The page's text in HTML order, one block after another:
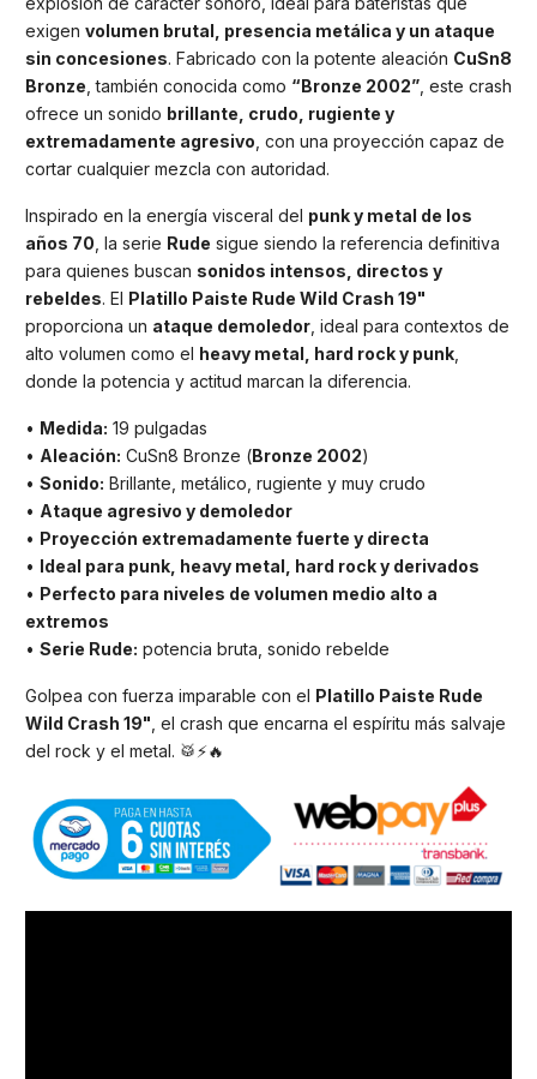
exigen volumen brutal, presencia metálica y un ataque
sin concesiones. Fabricado con la potente aleación CuSn8
Bronze, también conocida como “Bronze 2002”, este crash
ofrece un sonido brillante, crudo, rugiente y
extremadamente agresivo, con una proyección capaz de
cortar cualquier mezcla con autoridad.
Inspirado en la energía visceral del punk y metal de los
años 70 , la serie Rude sigue siendo la referencia definitiva
para quienes buscan sonidos intensos, directos y
rebeldes. El Platillo Paiste Rude Wild Crash 19"
proporciona un ataque demoledor , ideal para contextos de
alto volumen como el heavy metal, hard rock y punk
donde la potencia y actitud marcan la diferencia.
• Medida: 19 pulgadas
• Aleación: CuSn8 Bronze (Bronze 2002)
• Sonido: Brillante, metálico, rugiente y muy crudo
• Ataque agresivo y demoledor
• Proyección extremadamente fuerte y directa
• Ideal para punk, heavy metal, hard rock y derivados
• Perfecto para niveles de volumen medio alto a
extremos
• Serie Rude: potencia bruta, sonido rebelde
Golpea con fuerza imparable con el Platillo Paiste Rude
Wild Crash 19" , el crash que encarna el espíritu más salvaje
del rock y el metal. 🥁⚡🔥